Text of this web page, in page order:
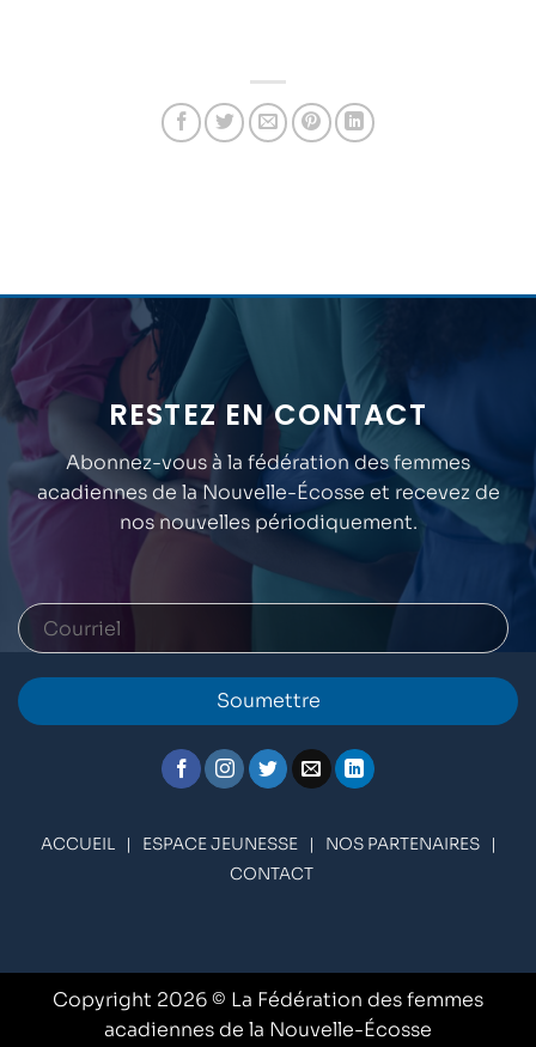
RESTEZ EN CONTACT
Abonnez-vous à la fédération des femmes
acadiennes de la Nouvelle-Écosse et recevez de
nos nouvelles périodiquement.
Soumettre
ACCUEIL| ESPACE JEUNESSE| NOS PARTENAIRES|
CONTACT
Copyright 2026 © La Fédération des femmes
acadiennes de la Nouvelle-Écosse